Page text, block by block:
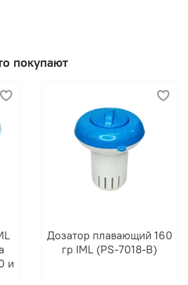
покупают
и
Дозатор плавающий 160
гр IML (PS-7018-B)